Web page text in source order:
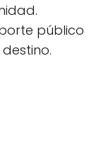
público